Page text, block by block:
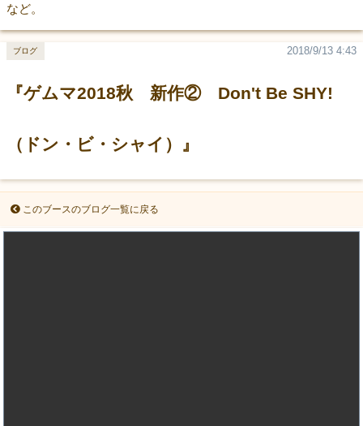
など。
『ゲムマ2018秋 新作② Don't Be SHY!
（ドン・ビ・シャイ）』
2018/9/13 4:43
ブログ
このブースのブログ一覧に戻る